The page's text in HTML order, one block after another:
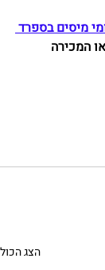
מיסים בספרד
המכירה
הצג הכול